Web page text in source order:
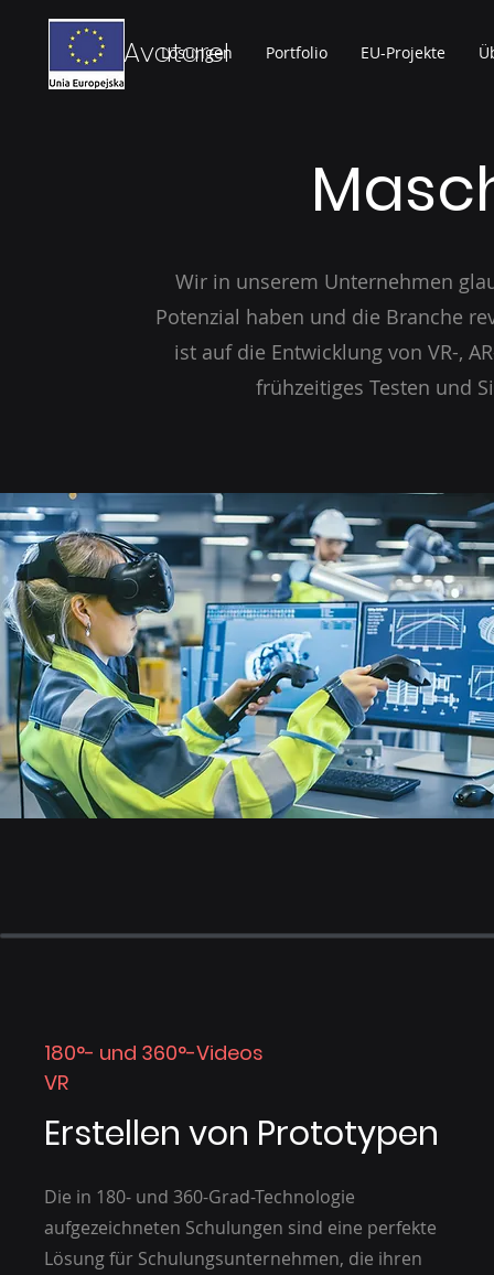
Avatarel
Lösungen Portfolio EU-Projekte
Wir in unserem Unternehmen
Potenzial haben und die Branche
ist auf die Entwicklung von VR-,
frühzeitiges Testen und
180°- und 360°-Videos
VR
Erstellen von Prototypen
Die in 180- und 360-Grad-Technologie
aufgezeichneten Schulungen sind eine perfekte
Lösung für Schulungsunternehmen, die ihren